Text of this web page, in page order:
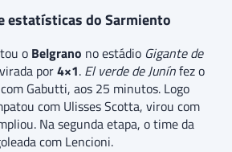
estatísticas do Sarmiento
o Belgrano no estádio Gigante de
por4×1. El verde de Junínfez o
Gabutti, aos 25 minutos. Logo
com Ulisses Scotta, virou com
Na segunda etapa, o time da
com Lencioni.